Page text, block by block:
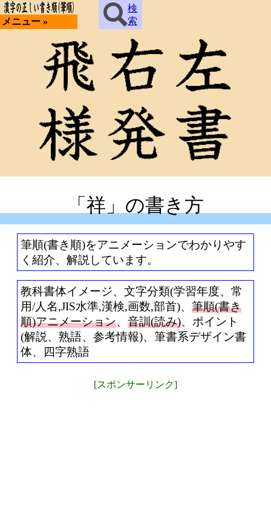
メニュー »
検
索
「祥」の書き方
筆順(書き順)をアニメーションでわかりやす
く紹介、解説しています。
教科書体イメージ、文字分類(学習年度、常
用/人名,JIS水準,漢検,画数,部首)、 筆順(書き
順)アニメーション、 音訓(読み)、ポイント
(解説、熟語、参考情報)、筆書系デザイン書
体、四字熟語
[スポンサーリンク]